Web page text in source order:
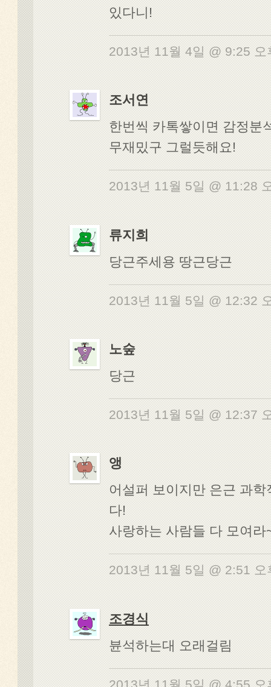
있다니!
2013년 11월 4일 @ 9:25
조서연
한번씩 카톡쌓이면 감정분
무재밌구 그럴듯해요!
2013년 11월 5일 @ 11:28
류지희
당근주세용 땅근당근
2013년 11월 5일 @ 12:32
노숲
당근
2013년 11월 5일 @ 12:37
앵
어설퍼 보이지만 은근 과
다!
사랑하는 사람들 다 모여라
2013년 11월 5일 @ 2:51
조경식
뷴석하는대 오래걸림
2013년 11월 5일 @ 4:55